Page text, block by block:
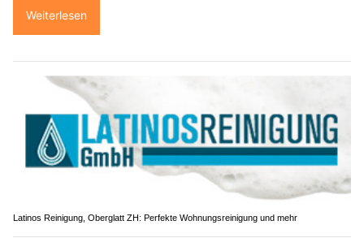
Weiterlesen
Latinos Reinigung, Oberglatt ZH: Perfekte Wohnungsreinigung und mehr